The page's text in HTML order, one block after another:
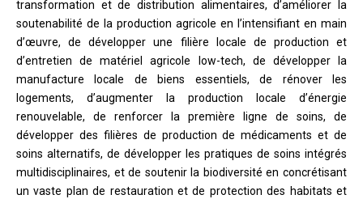
transformation et de distribution alimentaires, d’améliorer la
soutenabilité de la production agricole en l’intensifiant en main
d’œuvre, de développer une filière locale de production et
d’entretien de matériel agricole low-tech, de développer la
manufacture locale de biens essentiels, de rénover les
logements, d’augmenter la production locale d’énergie
renouvelable, de renforcer la première ligne de soins, de
développer des filières de production de médicaments et de
soins alternatifs, de développer les pratiques de soins intégrés
multidisciplinaires, et de soutenir la biodiversité en concrétisant
un vaste plan de restauration et de protection des habitats et